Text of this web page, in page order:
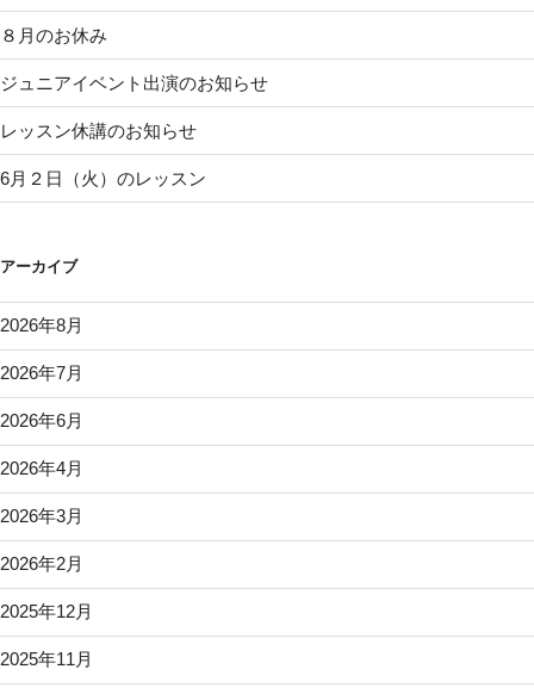
８月のお休み
ジュニアイベント出演のお知らせ
レッスン休講のお知らせ
6月２日（火）のレッスン
アーカイブ
2026年8月
2026年7月
2026年6月
2026年4月
2026年3月
2026年2月
2025年12月
2025年11月